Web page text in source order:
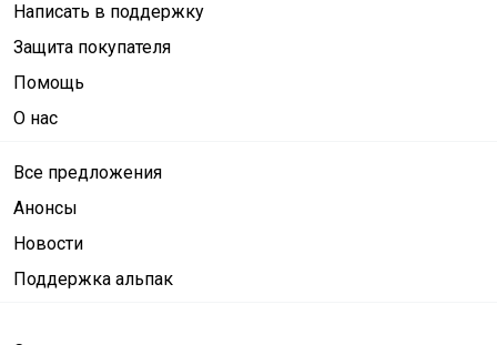
Написать в поддержку
Защита покупателя
Помощь
О нас
Все предложения
Анонсы
Новости
Поддержка альпак